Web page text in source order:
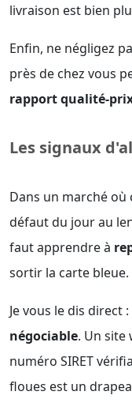
livraison est bien
Enfin, ne négligez
près de chez vous
rapport qualité-
Les signaux
Dans un marché
défaut du jour au
faut apprendre à
sortir la carte bleue.
Je vous le dis direct :
négociable. Un site
numéro SIRET
floues est un